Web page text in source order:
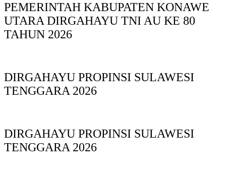
PEMERINTAH KABUPATEN KONAWE
UTARA DIRGAHAYU TNI AU KE 80
TAHUN 2026
DIRGAHAYU PROPINSI SULAWESI
TENGGARA 2026
DIRGAHAYU PROPINSI SULAWESI
TENGGARA 2026